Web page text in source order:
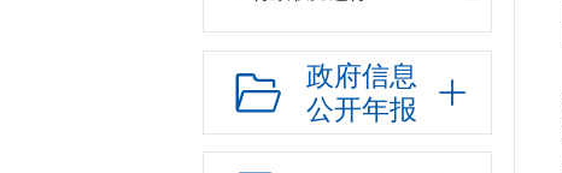
网上政务服务
招标采购
新闻发布
政府信息
公开年报